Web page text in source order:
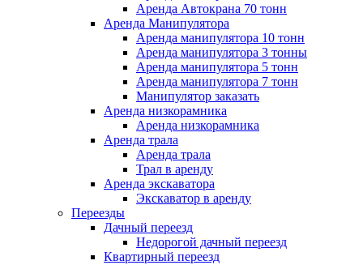
Аренда Автокрана 70 тонн
Аренда Манипулятора
Аренда манипулятора 10 тонн
Аренда манипулятора 3 тонны
Аренда манипулятора 5 тонн
Аренда манипулятора 7 тонн
Манипулятор заказать
Аренда низкорамника
Аренда низкорамника
Аренда трала
Аренда трала
Трал в аренду
Аренда экскаватора
Экскаватор в аренду
Переезды
Дачный переезд
Недорогой дачный переезд
Квартирный переезд